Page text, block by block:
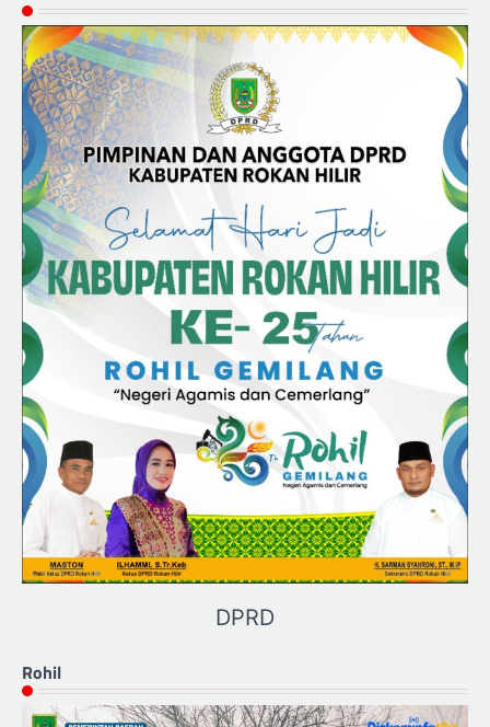
DPRD
Rohil